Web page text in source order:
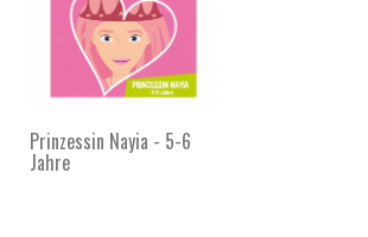
Prinzessin Nayia - 5-6
Jahre